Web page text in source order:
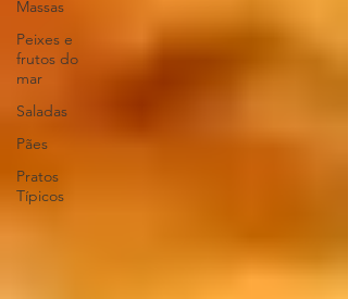
Massas
Peixes e
frutos do
mar
Saladas
Pães
Pratos
Típicos